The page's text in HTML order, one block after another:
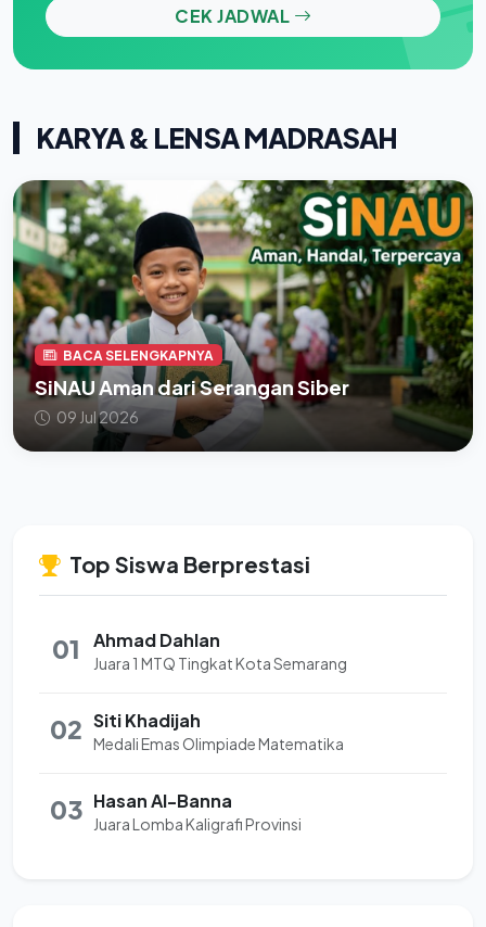
CEK JADWAL
KARYA & LENSA MADRASAH
BACA SELENGKAPNYA
SiNAU Aman dari Serangan Siber
09 Jul 2026
Top Siswa Berprestasi
01 Ahmad Dahlan
Juara 1 MTQ Tingkat Kota Semarang
02 Siti Khadijah
Medali Emas Olimpiade Matematika
03 Hasan Al-Banna
Juara Lomba Kaligrafi Provinsi